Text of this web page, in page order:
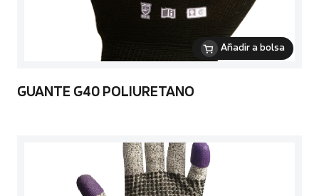
Añadir a bolsa
GUANTE G40 POLIURETANO